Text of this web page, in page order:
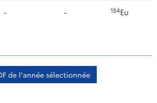
- - 154Eu
de l'année sélectionnée